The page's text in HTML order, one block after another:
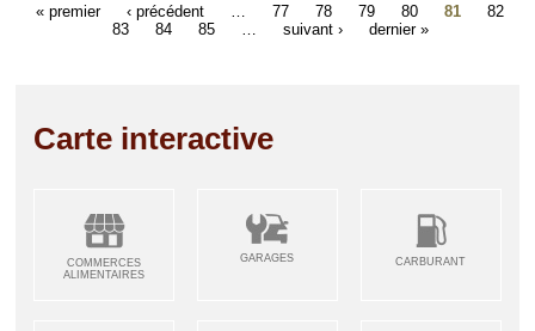
« premier ‹ précédent 77 78 79 80 81
82
83
84 85 suivant › dernier »
Carte interactive
COMMERCES
ALIMENTAIRES
GARAGES CARBURANT